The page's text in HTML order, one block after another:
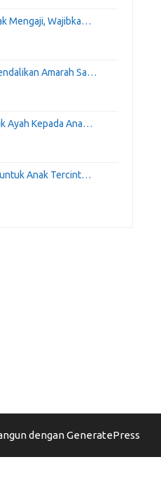
Mengaji, Wajibka…
Amarah Sa…
Ayah Kepada Ana…
Anak Tercint…
denganGeneratePress